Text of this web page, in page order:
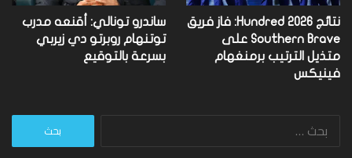
نتائج Hundred 2026: فاز فريق
Southern Brave على
متذيل الترتيب برمنغهام
فينيكس
ساندرو تونالي: أقنعه مدرب
توتنهام روبرتو دي زيربي
بسرعة بالتوقيع
البحث